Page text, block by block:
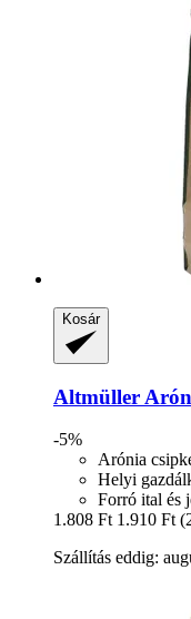
Kosár
Altmüller
-5%
Arónia
Helyi
Forró ital és
1.808 Ft 1.910 Ft
Szállítás eddig: